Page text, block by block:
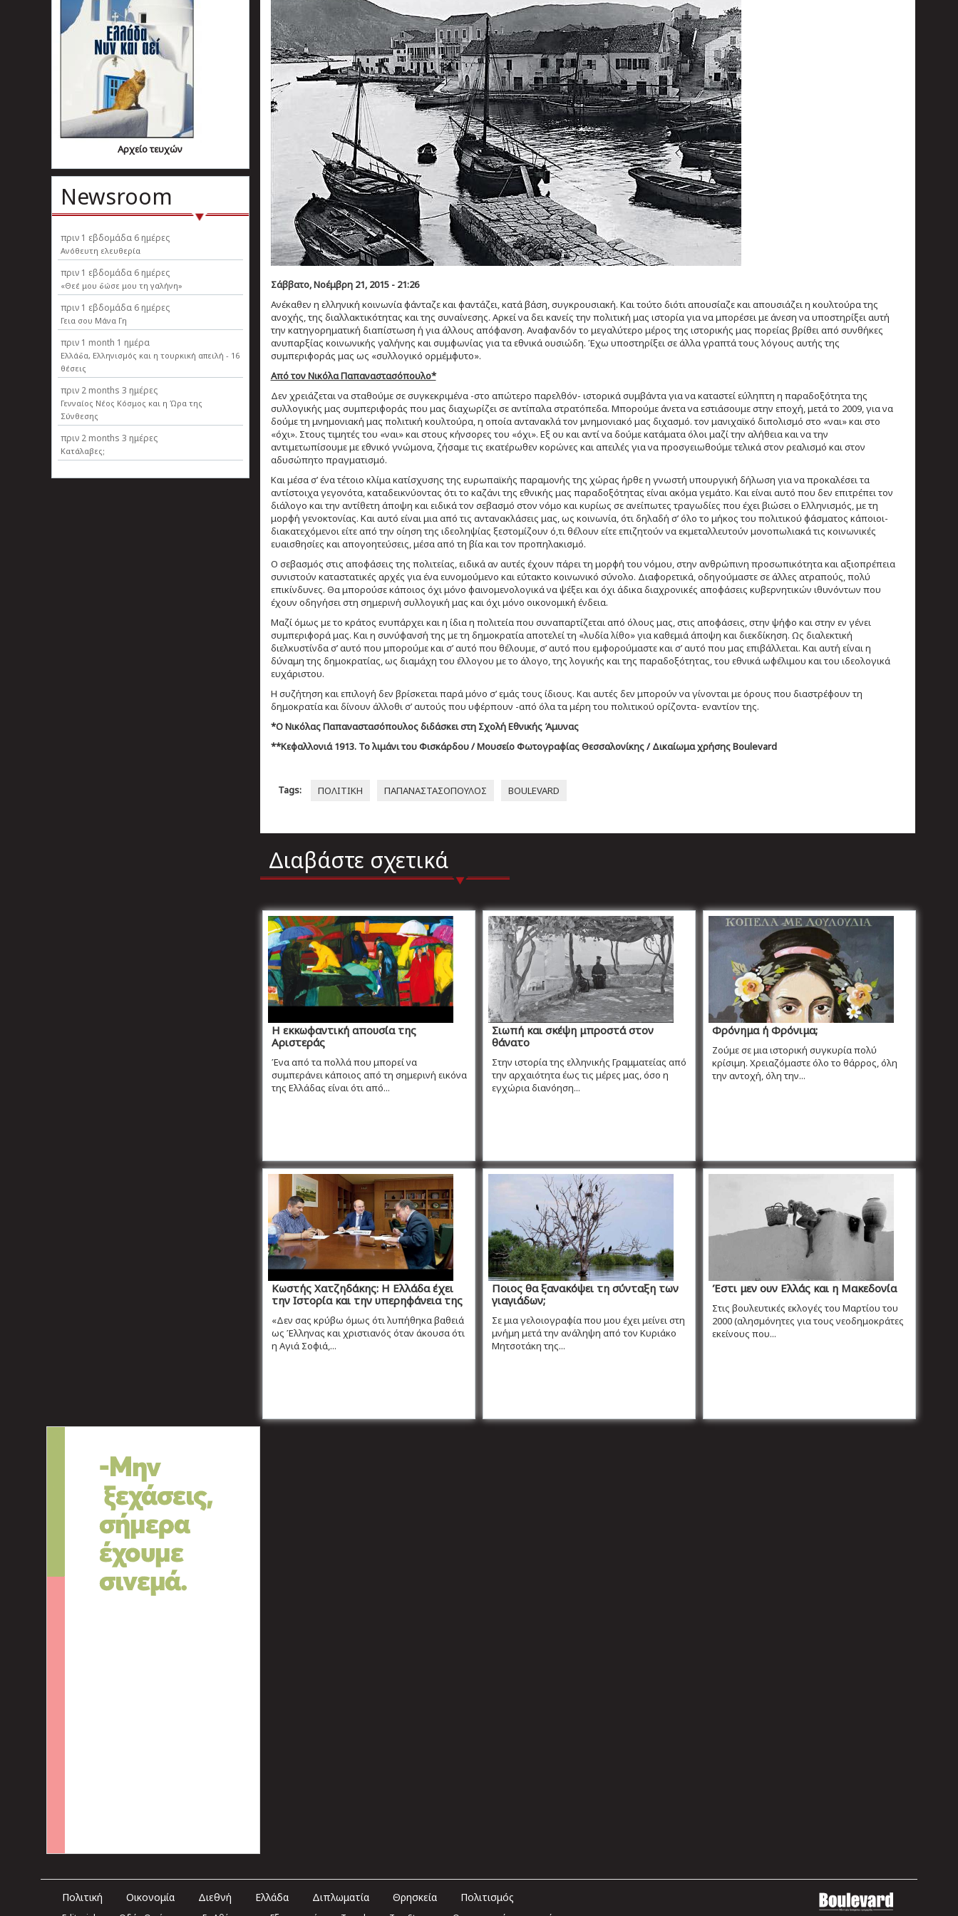
Αρχείο τευχών
Newsroom
πριν 1 εβδομάδα 6 ημέρες
Ανόθευτη ελευθερία
πριν 1 εβδομάδα 6 ημέρες
«Θεέ μου δώσε μου τη γαλήνη»
πριν 1 εβδομάδα 6 ημέρες
Γεια σου Μάνα Γη
πριν 1 month 1 ημέρα
Ελλάδα, Ελληνισµός και η τουρκική απειλή - 16
θέσεις
πριν 2 months 3 ημέρες
Γενναίος Νέος Κόσμος και η Ώρα της
Σύνθεσης
πριν 2 months 3 ημέρες
Κατάλαβες;
Σάββατο, Νοέμβρη 21, 2015 - 21:26
Ανέκαθεν η ελληνική κοινωνία φάνταζε και φαντάζει, κατά βάση, συγκρουσιακή. Και τούτο διότι απουσίαζε και απουσιάζει η κουλτούρα της
ανοχής, της διαλλακτικότητας και της συναίνεσης. Αρκεί να δει κανείς την πολιτική μας ιστορία για να μπορέσει με άνεση να υποστηρίξει αυτή
την κατηγορηματική διαπίστωση ή για άλλους απόφανση. Αναφανδόν το μεγαλύτερο μέρος της ιστορικής μας πορείας βρίθει από συνθήκες
ανυπαρξίας κοινωνικής γαλήνης και συμφωνίας για τα εθνικά ουσιώδη. Έχω υποστηρίξει σε άλλα γραπτά τους λόγους αυτής της
συμπεριφοράς μας ως «συλλογικό ορμέμφυτο».
Από τον Νικόλα Παπαναστασόπουλο*
Δεν χρειάζεται να σταθούμε σε συγκεκριμένα -στο απώτερο παρελθόν- ιστορικά συμβάντα για να καταστεί εύληπτη η παραδοξότητα της
συλλογικής μας συμπεριφοράς που μας διαχωρίζει σε αντίπαλα στρατόπεδα. Μπορούμε άνετα να εστιάσουμε στην εποχή, μετά το 2009, για να
δούμε τη μνημονιακή μας πολιτική κουλτούρα, η οποία αντανακλά τον μνημονιακό μας διχασμό. τον μανιχαϊκό διπολισμό στο «ναι» και στο
«όχι». Στους τιμητές του «ναι» και στους κήνσορες του «όχι». Εξ ου και αντί να δούμε κατάματα όλοι μαζί την αλήθεια και να την
αντιμετωπίσουμε με εθνικό γνώμονα, ζήσαμε τις εκατέρωθεν κορώνες και απειλές για να προσγειωθούμε τελικά στον ρεαλισμό και στον
αδυσώπητο πραγματισμό.
Και μέσα σ’ ένα τέτοιο κλίμα κατίσχυσης της ευρωπαϊκής παραμονής της χώρας ήρθε η γνωστή υπουργική δήλωση για να προκαλέσει τα
αντίστοιχα γεγονότα, καταδεικνύοντας ότι το καζάνι της εθνικής μας παραδοξότητας είναι ακόμα γεμάτο. Και είναι αυτό που δεν επιτρέπει τον
διάλογο και την αντίθετη άποψη και ειδικά τον σεβασμό στον νόμο και κυρίως σε ανείπωτες τραγωδίες που έχει βιώσει ο Ελληνισμός, με τη
μορφή γενοκτονίας. Και αυτό είναι μια από τις αντανακλάσεις μας, ως κοινωνία, ότι δηλαδή σ’ όλο το μήκος του πολιτικού φάσματος κάποιοι-
διακατεχόμενοι είτε από την οίηση της ιδεοληψίας ξεστομίζουν ό,τι θέλουν είτε επιζητούν να εκμεταλλευτούν μονοπωλιακά τις κοινωνικές
ευαισθησίες και απογοητεύσεις, μέσα από τη βία και τον προπηλακισμό.
Ο σεβασμός στις αποφάσεις της πολιτείας, ειδικά αν αυτές έχουν πάρει τη μορφή του νόμου, στην ανθρώπινη προσωπικότητα και αξιοπρέπεια
συνιστούν καταστατικές αρχές για ένα ευνομούμενο και εύτακτο κοινωνικό σύνολο. Διαφορετικά, οδηγούμαστε σε άλλες ατραπούς, πολύ
επικίνδυνες. Θα μπορούσε κάποιος όχι μόνο φαινομενολογικά να ψέξει και όχι άδικα διαχρονικές αποφάσεις κυβερνητικών ιθυνόντων που
έχουν οδηγήσει στη σημερινή συλλογική μας και όχι μόνο οικονομική ένδεια.
Μαζί όμως με το κράτος ενυπάρχει και η ίδια η πολιτεία που συναπαρτίζεται από όλους μας, στις αποφάσεις, στην ψήφο και στην εν γένει
συμπεριφορά μας. Και η συνύφανσή της με τη δημοκρατία αποτελεί τη «λυδία λίθο» για καθεμιά άποψη και διεκδίκηση. Ως διαλεκτική
διελκυστίνδα σ’ αυτό που μπορούμε και σ’ αυτό που θέλουμε, σ’ αυτό που εμφορούμαστε και σ’ αυτό που μας επιβάλλεται. Και αυτή είναι η
δύναμη της δημοκρατίας, ως διαμάχη του έλλογου με το άλογο, της λογικής και της παραδοξότητας, του εθνικά ωφέλιμου και του ιδεολογικά
ευχάριστου.
Η συζήτηση και επιλογή δεν βρίσκεται παρά μόνο σ’ εμάς τους ίδιους. Και αυτές δεν μπορούν να γίνονται με όρους που διαστρέφουν τη
δημοκρατία και δίνουν άλλοθι σ’ αυτούς που υφέρπουν -από όλα τα μέρη του πολιτικού ορίζοντα- εναντίον της.
*Ο Νικόλας Παπαναστασόπουλος διδάσκει στη Σχολή Εθνικής Άμυνας
**Kεφαλλονιά 1913. Το λιμάνι του Φισκάρδου / Μουσείο Φωτογραφίας Θεσσαλονίκης / Δικαίωμα χρήσης Boulevard
Tags: ΠΟΛΙΤΙΚΗ ΠΑΠΑΝΑΣΤΑΣΟΠΟΥΛΟΣ BOULEVARD
Διαβάστε σχετικά
Η εκκωφαντική απουσία της
Αριστεράς
Ένα από τα πολλά που μπορεί να
συμπεράνει κάποιος από τη σημερινή εικόνα
της Ελλάδας είναι ότι από...
Σιωπή και σκέψη μπροστά στον
θάνατο
Στην ιστορία της ελληνικής Γραμματείας από
την αρχαιότητα έως τις μέρες μας, όσο η
εγχώρια διανόηση...
Φρόνημα ή Φρόνιμα;
Ζούμε σε μια ιστορική συγκυρία πολύ
κρίσιμη. Χρειαζόμαστε όλο το θάρρος, όλη
την αντοχή, όλη την...
Κωστής Χατζηδάκης: Η Ελλάδα έχει
την Ιστορία και την υπερηφάνεια της
«Δεν σας κρύβω όμως ότι λυπήθηκα βαθειά
ως Έλληνας και χριστιανός όταν άκουσα ότι
η Αγιά Σοφιά,...
Ποιος θα ξανακόψει τη σύνταξη των
γιαγιάδων;
Σε μια γελοιογραφία που μου έχει μείνει στη
μνήμη μετά την ανάληψη από τον Κυριάκο
Μητσοτάκη της...
Έστι μεν ουν Ελλάς και η Μακεδονία
Στις βουλευτικές εκλογές του Μαρτίου του
2000 (αλησμόνητες για τους νεοδημοκράτες
εκείνους που...
Πολιτική Οικονομία Διεθνή Ελλάδα Διπλωματία Θρησκεία Πολιτισμός